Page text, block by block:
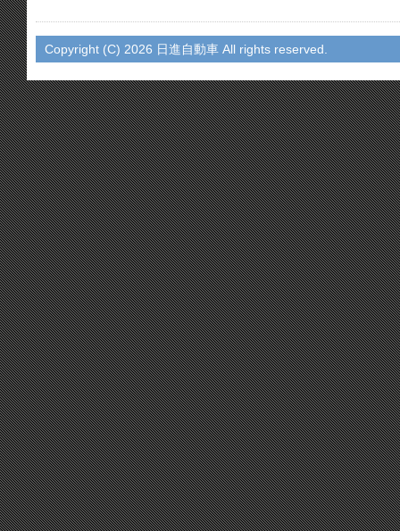
Copyright (C) 2026 日進自動車 All rights reserved.